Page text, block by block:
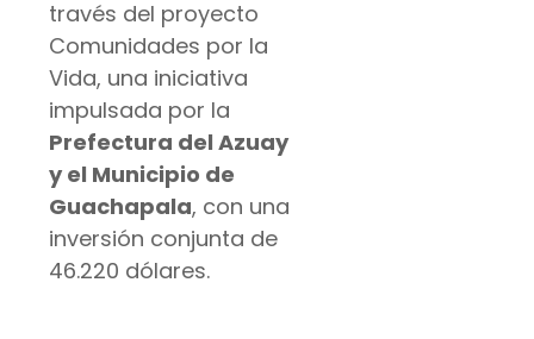
través del proyecto
Comunidades por la
Vida, una iniciativa
impulsada por la
Prefectura del Azuay
y el Municipio de
Guachapala, con una
inversión conjunta de
46.220 dólares.